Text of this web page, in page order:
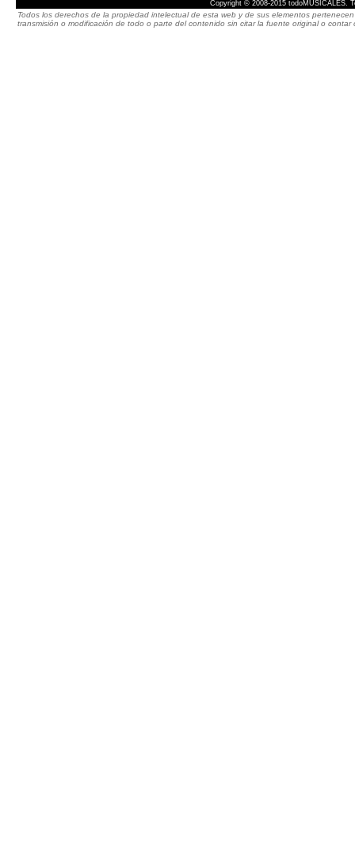
Copyright © 2008-2015 todoMUSICALES.
Todos los derechos de la propiedad intelectual de esta web y de sus elementos
transmisión o modificación de todo o parte del contenido sin citar la fuente original o